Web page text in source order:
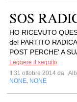
SOS
HO RICEVUTO
del PARTITO
POST PERCHE' A
Leggere il seguito
Il 31 ottobre 2014 da
NONE NONE